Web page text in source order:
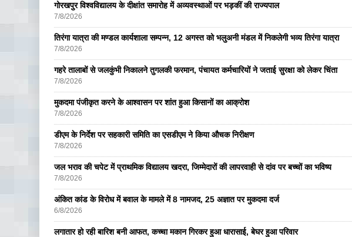
गोरखपुर विश्वविद्यालय के दीक्षांत समारोह में अव्यवस्थाओं पर भड़कीं की राज्यपाल
7/8/2026
तिरंगा यात्रा की मण्डल कार्यशाला सम्पन्न, 12 अगस्त को भलुअनी मंडल में निकलेगी भव्य तिरंगा यात्रा
7/8/2026
गहरे तालाबों से जलकुंभी निकालने तुगलकी फरमान, पंचायत कर्मचारियों ने जताई सुरक्षा को लेकर चिंता
7/8/2026
मुकदमा पंजीकृत करने के आश्वासन पर शांत हुआ किसानों का आक्रोश
7/8/2026
डीएम के निर्देश पर सहकारी समिति का एसडीएम ने किया औचक निरीक्षण
7/8/2026
जल भराव की चपेट में प्राथमिक विद्यालय खदरा, जिम्मेदारों की लापरवाही से दांव पर बच्चों का भविष्य
7/8/2026
अंकित कांड के विरोध में बवाल के मामले में 8 नामजद, 25 अज्ञात पर मुकदमा दर्ज
6/8/2026
लगातार हो रही बारिश बनी आफत, कच्चा मकान गिरकर हुआ धारासाई, बेघर हुआ परिवार